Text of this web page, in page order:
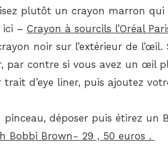
plutôt un crayon marron qui
ici – Crayon à sourcils l’Oréal
noir sur l’extérieur de l’œil.
par contre si vous avez un œil
d’eye liner, puis ajoutez
pinceau, déposer puis étirez
Bobbi Brown- 29 , 50 euros .